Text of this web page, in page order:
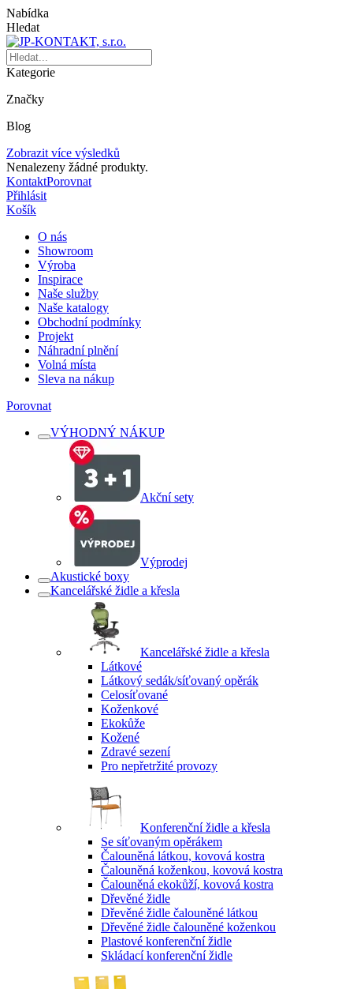
Nabídka
Hledat
Kategorie
Značky
Blog
Zobrazit více výsledků
Nenalezeny žádné produkty.
KontaktPorovnat
Přihlásit
Košík
O nás
Showroom
Výroba
Inspirace
Naše služby
Naše katalogy
Obchodní podmínky
Projekt
Náhradní plnění
Volná místa
Sleva na nákup
Porovnat
VÝHODNÝ NÁKUP
Akční sety
Výprodej
Akustické boxy
Kancelářské židle a křesla
Kancelářské židle a křesla
Látkové
Látkový sedák/síťovaný opěrák
Celosíťované
Koženkové
Ekokůže
Kožené
Zdravé sezení
Pro nepřetržité provozy
Konferenční židle a křesla
Se síťovaným opěrákem
Čalouněná látkou, kovová kostra
Čalouněná koženkou, kovová kostra
Čalouněná ekokůží, kovová kostra
Dřevěné židle
Dřevěné židle čalouněné látkou
Dřevěné židle čalouněné koženkou
Plastové konferenční židle
Skládací konferenční židle